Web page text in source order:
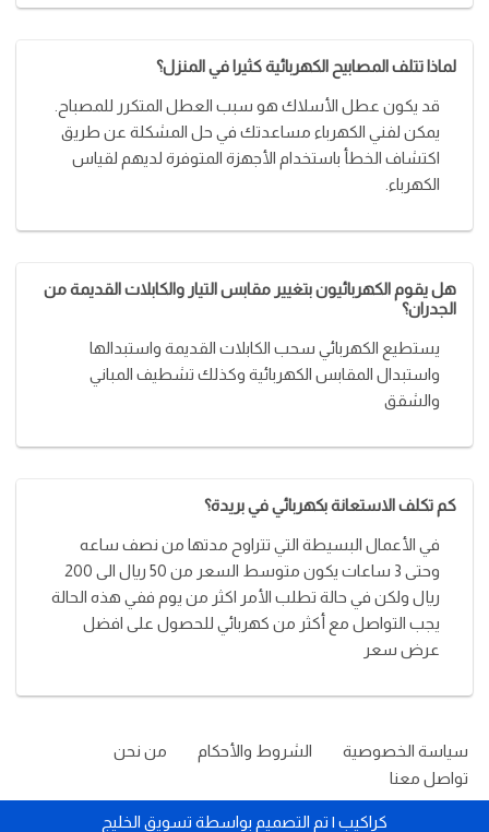
لماذا تتلف المصابيح الكهربائية كثيرا في المنزل؟
قد يكون عطل الأسلاك هو سبب العطل المتكرر للمصباح.
يمكن لفني الكهرباء مساعدتك في حل المشكلة عن طريق
اكتشاف الخطأ باستخدام الأجهزة المتوفرة لديهم لقياس
الكهرباء.
هل يقوم الكهربائيون بتغيير مقابس التيار والكابلات القديمة من
الجدران؟
يستطيع الكهربائي سحب الكابلات القديمة واستبدالها
واستبدال المقابس الكهربائية وكذلك تشطيف المباني
والشقق
كم تكلف الاستعانة بكهربائي في بريدة؟
في الأعمال البسيطة التي تتراوح مدتها من نصف ساعه
وحتى 3 ساعات يكون متوسط السعر من 50 ريال الى 200
ريال ولكن في حالة تطلب الأمر اكثر من يوم ففي هذه الحالة
يجب التواصل مع أكثر من كهربائي للحصول على افضل
عرض سعر
سياسة الخصوصية الشروط والأحكام
من نحن
تواصل معنا
كراكيب | تم التصميم بواسطة تسويق الخليج